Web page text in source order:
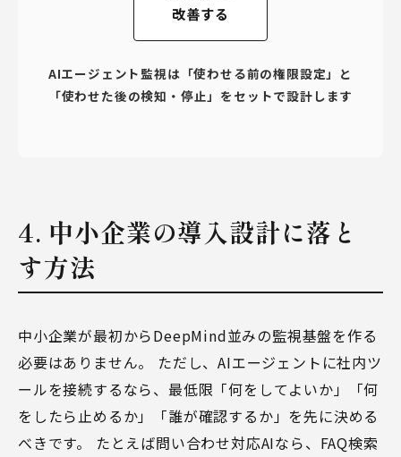
改善する
AIエージェント監視は「使わせる前の権限設定」と
「使わせた後の検知・停止」をセットで設計します
4. 中小企業の導入設計に落と
す方法
中小企業が最初からDeepMind並みの監視基盤を作る
必要はありません。 ただし、AIエージェントに社内ツ
ールを接続するなら、最低限「何をしてよいか」「何
をしたら止めるか」「誰が確認するか」を先に決める
べきです。 たとえば問い合わせ対応AIなら、FAQ検索